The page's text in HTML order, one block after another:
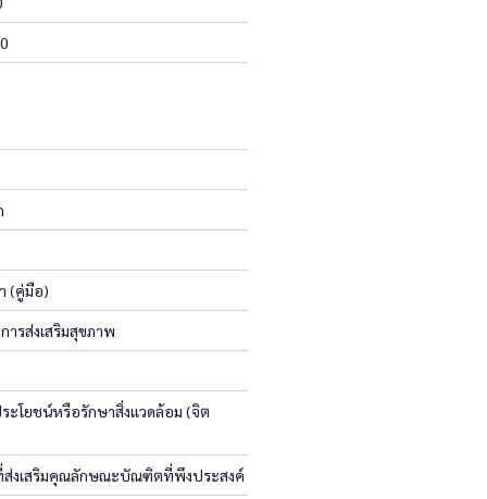
(คู่มือ)
รส่งเสริมสุขภาพ
ะโยชน์หรือรักษาสิ่งแวดล้อม (จิต
ส่งเสริมคุณลักษณะบัณฑิตที่พึงประสงค์